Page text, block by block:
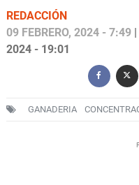
REDACCIÓN
09 FEBRERO, 2024 - 7:49
2024 - 19:01
GANADERIA